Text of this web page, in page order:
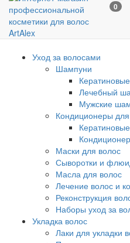
0
Уход за волосами
Шампуни
Лечебный
Мужские
Кондиционеры
Маски для волос
Сыворотки и
Масла для волос
Лечение волос и
Реконструкция
Наборы уход за
Укладка волос
Лаки для укладки